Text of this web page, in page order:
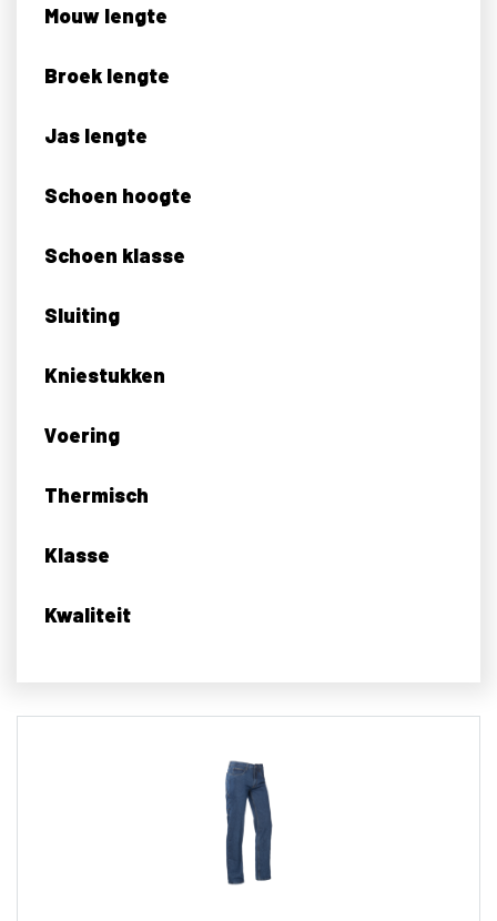
Mouw lengte
Broek lengte
Jas lengte
Schoen hoogte
Schoen klasse
Sluiting
Kniestukken
Voering
Thermisch
Klasse
Kwaliteit